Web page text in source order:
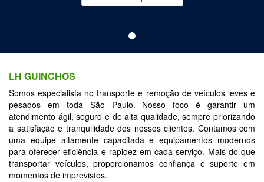
LH GUINCHOS
Somos especialista no transporte e remoção de veículos leves e
pesados em toda São Paulo. Nosso foco é garantir um
atendimento ágil, seguro e de alta qualidade, sempre priorizando
a satisfação e tranquilidade dos nossos clientes. Contamos com
uma equipe altamente capacitada e equipamentos modernos
para oferecer eficiência e rapidez em cada serviço. Mais do que
transportar veículos, proporcionamos confiança e suporte em
momentos de imprevistos.